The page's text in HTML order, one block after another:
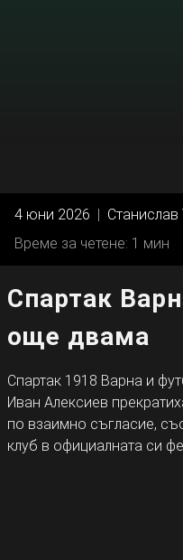
4 юни 2026 |
Време за четене: 1 мин
Спартак
още двама
Спартак 1918 Варна и
Иван Алексиев
по взаимно съгласие,
клуб в официалната си